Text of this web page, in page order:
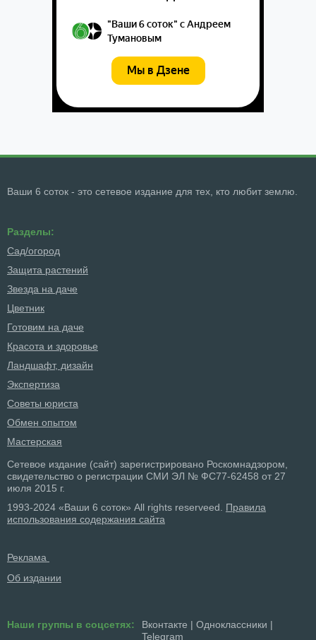
Ваши 6 соток - это сетевое издание для тех, кто любит землю.
Разделы:
Сад/огород
Защита растений
Звезда на даче
Цветник
Готовим на даче
Красота и здоровье
Ландшафт, дизайн
Экспертиза
Советы юриста
Обмен опытом
Мастерская
Сетевое издание (сайт) зарегистрировано Роскомнадзором,
свидетельство о регистрации СМИ ЭЛ № ФС77-62458 от 27
июля 2015 г.
1993-2024 «Ваши 6 соток» All rights reserveed. Правила
использования содержания сайта
Реклама
Об издании
Наши группы в соцсетях: Вконтакте | Одноклассники |
Telegram